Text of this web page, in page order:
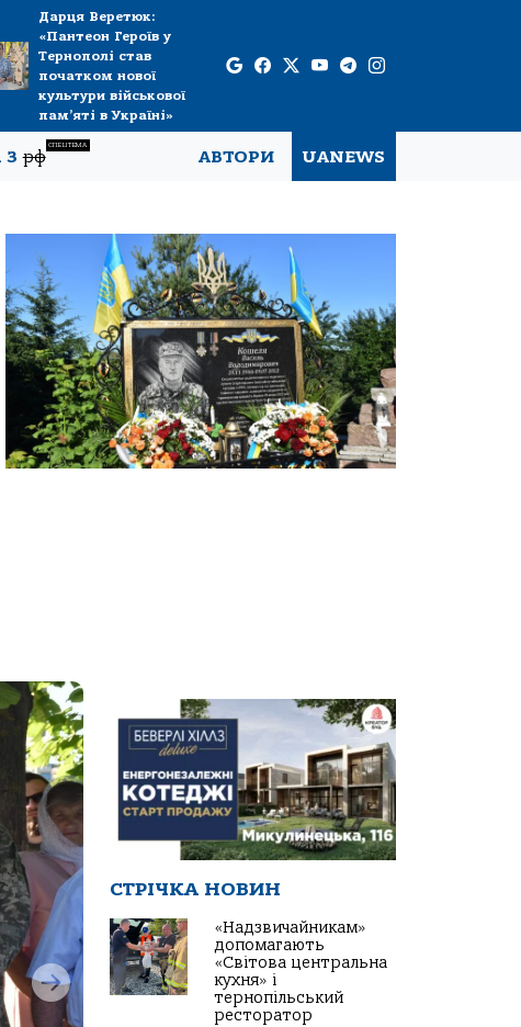
Дарця Веретюк:
«Пантеон Героїв у
Тернополі став
початком нової
культури військової
пам’яті в Україні»
Зрф
СПЕЦТЕМА
АВТОРИ UANEWS
СТРІЧКА НОВИН
«Надзвичайникам»
допомагають
«Світова центральна
кухня» і
тернопільський
ресторатор